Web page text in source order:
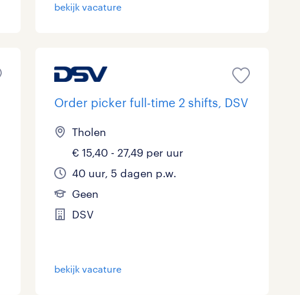
bekijk vacature
Order picker full-time 2 shifts, DSV
Tholen
€ 15,40 - 27,49 per uur
40 uur, 5 dagen p.w.
Geen
DSV
bekijk vacature